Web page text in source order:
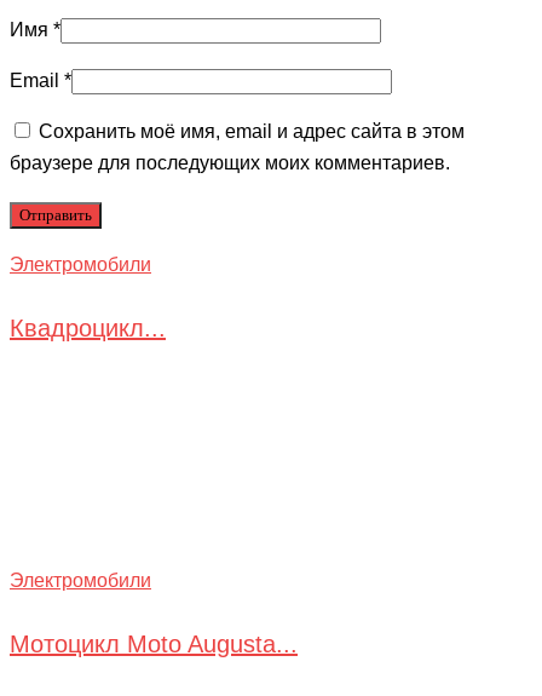
Имя *
Email *
Сохранить моё имя, email и адрес сайта в этом
браузере для последующих моих комментариев.
Электромобили
Квадроцикл...
Электромобили
Мотоцикл Moto Augusta...